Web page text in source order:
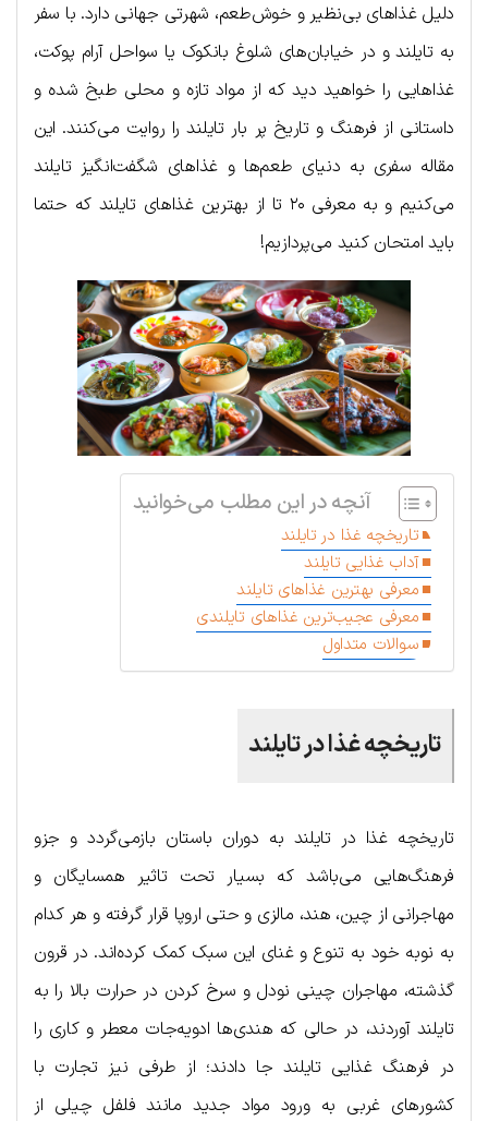
دلیل غذاهای بی‌نظیر و خوش‌طعم، شهرتی جهانی دارد. با سفر
به تایلند و در خیابان‌های شلوغ بانکوک یا سواحل آرام پوکت،
غذاهایی را خواهید دید که از مواد تازه و محلی طبخ شده و
داستانی از فرهنگ و تاریخ پر بار تایلند را روایت می‌کنند. این
مقاله سفری به دنیای طعم‌ها و غذاهای شگفت‌انگیز تایلند
می‌کنیم و به معرفی ۲۰ تا از بهترین غذاهای تایلند که حتما
باید امتحان کنید می‌پردازیم!
آنچه در این مطلب می‌خوانید
تاریخچه غذا در تایلند
آداب غذایی تایلند
معرفی بهترین غذاهای تایلند
معرفی عجیب‌ترین غذاهای تایلندی
سوالات متداول
تاریخچه غذا در تایلند
تاریخچه غذا در تایلند به دوران باستان بازمی‌گردد و جزو
فرهنگ‌هایی می‌باشد که بسیار تحت تاثیر همسایگان و
مهاجرانی از چین، هند، مالزی و حتی اروپا قرار گرفته و هر کدام
به نوبه خود به تنوع و غنای این سبک کمک کرده‌اند. در قرون
گذشته، مهاجران چینی نودل و سرخ کردن در حرارت بالا را به
تایلند آوردند، در حالی که هندی‌ها ادویه‌جات معطر و کاری را
در فرهنگ غذایی تایلند جا دادند؛ از طرفی نیز تجارت با
کشورهای غربی به ورود مواد جدید مانند فلفل چیلی از